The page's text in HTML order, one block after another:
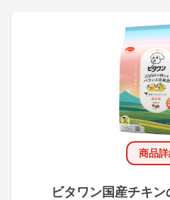
商品
ビタワン国産チキン